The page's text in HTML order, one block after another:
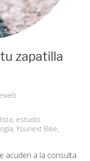
zapatilla
, estudio
, Younext Bike,
acuden a la consulta